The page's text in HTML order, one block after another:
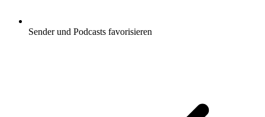
Sender und Podcasts favorisieren